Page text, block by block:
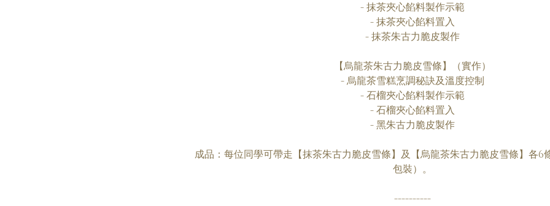
- 抹茶夾心餡料製作示範
- 抹茶夾心餡料置入
- 抹茶朱古力脆皮製作
【烏龍茶朱古力脆皮雪條】（實作）
- 烏龍茶雪糕烹調秘訣及溫度控制
- 石榴夾心餡料製作示範
- 石榴夾心餡料置入
- 黑朱古力脆皮製作
成品：每位同學可帶走【抹茶朱古力脆皮雪條】及【烏龍茶朱古力脆皮雪條】各6
包裝）。
----------